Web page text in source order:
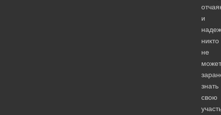
и
никто
не
может
знать
свою